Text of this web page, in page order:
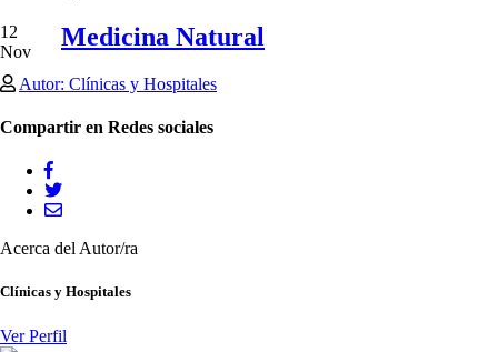
12
Nov
Medicina Natural
Autor: Clínicas y Hospitales
Compartir en Redes sociales
Acerca del Autor/ra
Clínicas y Hospitales
Ver Perfil